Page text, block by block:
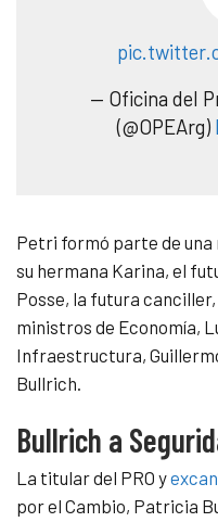
— Oficina del
(@OPEArg)
Petri formó parte de una
su hermana Karina, el
Posse, la futura
ministros de Economía,
Infraestructura,
Bullrich.
Bullrich a
La titular del PRO y
por el Cambio, Patricia